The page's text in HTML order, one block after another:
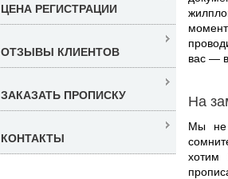
вас —
На
Мы не
хотим
ЦЕНА РЕГИСТРАЦИИ
ОТЗЫВЫ КЛИЕНТОВ
ЗАКАЗАТЬ ПРОПИСКУ
КОНТАКТЫ